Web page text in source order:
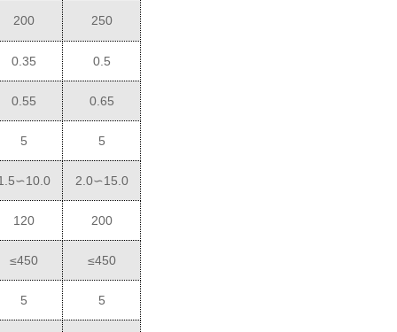
200 250
0.35 0.5
0.55 0.65
5 5
2.0∽15.0
120 200
≤450 ≤450
5 5